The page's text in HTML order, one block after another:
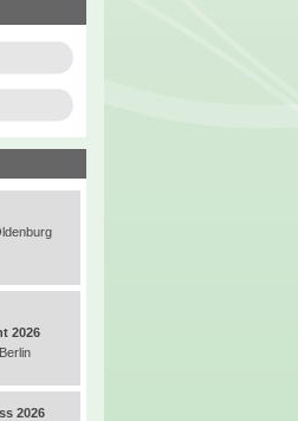
2026
2026